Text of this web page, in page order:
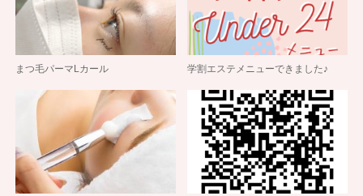
まつ毛パーマLカール 学割エステメニューできました♪